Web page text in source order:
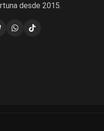
desde 2015.